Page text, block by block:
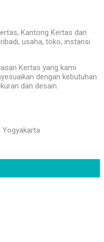
Kantong Kertas dan
usaha, toko, instansi
Kertas yang kami
dengan kebutuhan
dan desain.
Yogyakarta